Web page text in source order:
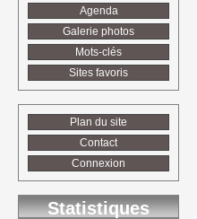
Agenda
Galerie photos
Mots-clés
Sites favoris
Plan du site
Contact
Connexion
Statistiques